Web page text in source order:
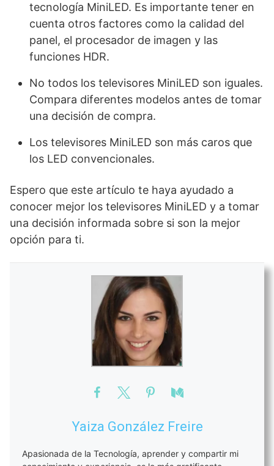
tecnología MiniLED. Es importante tener en
cuenta otros factores como la calidad del
panel, el procesador de imagen y las
funciones HDR.
No todos los televisores MiniLED son iguales.
Compara diferentes modelos antes de tomar
una decisión de compra.
Los televisores MiniLED son más caros que
los LED convencionales.
Espero que este artículo te haya ayudado a
conocer mejor los televisores MiniLED y a tomar
una decisión informada sobre si son la mejor
opción para ti.
Yaiza González Freire
Apasionada de la Tecnología, aprender y compartir mi